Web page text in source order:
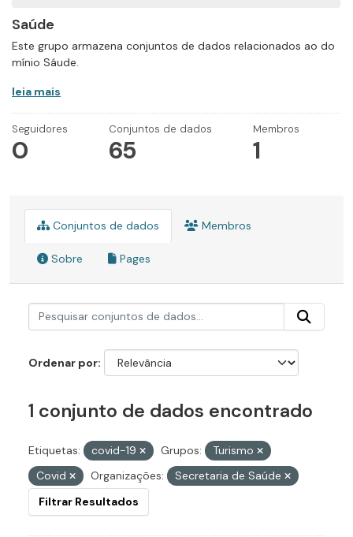
Saúde
Este grupo armazena conjuntos de dados relacionados ao do
mínio Sáude.
leia mais
Seguidores
0
Conjuntos de dados
65
Membros
1
Conjuntos de dados Membros
Sobre Pages
Ordenar por
1 conjunto de dados encontrado
Etiquetas: covid-19 Grupos:
Turismo
Covid
Organizações:
Secretaria de Saúde
Filtrar Resultados